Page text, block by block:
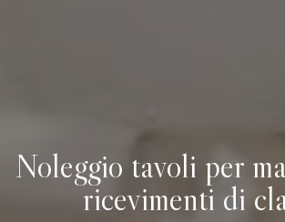
Noleggio tavoli per
ricevimenti di